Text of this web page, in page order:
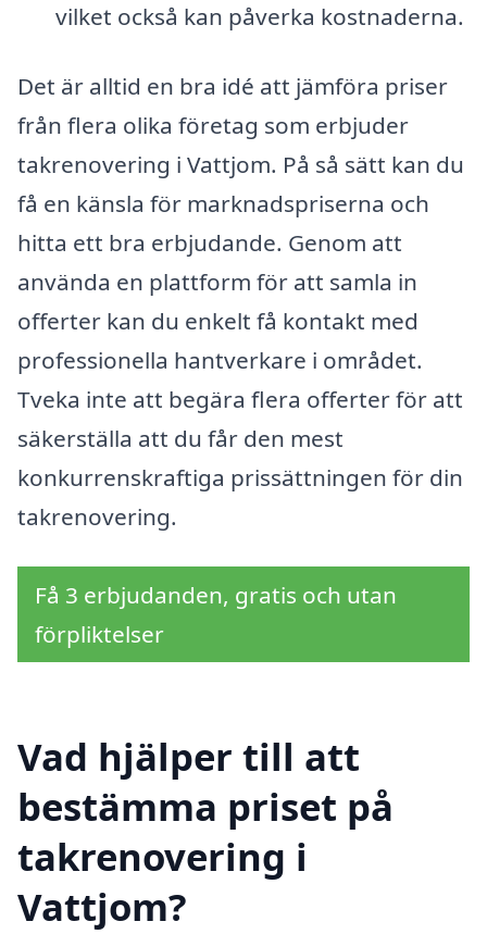
vilket också kan påverka kostnaderna.
Det är alltid en bra idé att jämföra priser
från flera olika företag som erbjuder
takrenovering i Vattjom. På så sätt kan du
få en känsla för marknadspriserna och
hitta ett bra erbjudande. Genom att
använda en plattform för att samla in
offerter kan du enkelt få kontakt med
professionella hantverkare i området.
Tveka inte att begära flera offerter för att
säkerställa att du får den mest
konkurrenskraftiga prissättningen för din
takrenovering.
Få 3 erbjudanden, gratis och utan
förpliktelser
Vad hjälper till att
bestämma priset på
takrenovering i
Vattjom?